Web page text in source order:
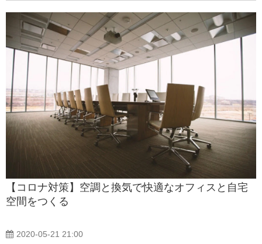
【コロナ対策】空調と換気で快適なオフィスと自宅
空間をつくる
2020-05-21 21:00